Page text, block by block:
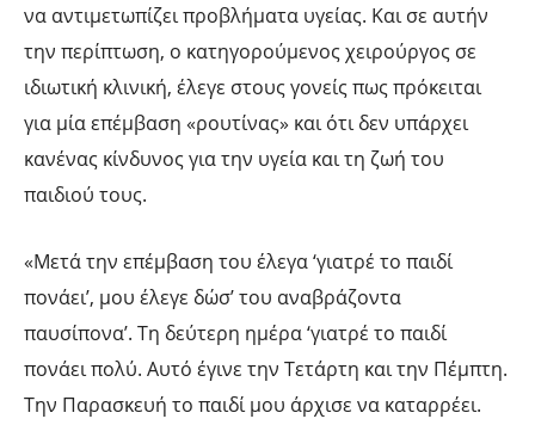
να αντιμετωπίζει προβλήματα υγείας. Και σε αυτήν
την περίπτωση, ο κατηγορούμενος χειρούργος σε
ιδιωτική κλινική, έλεγε στους γονείς πως πρόκειται
για μία επέμβαση «ρουτίνας» και ότι δεν υπάρχει
κανένας κίνδυνος για την υγεία και τη ζωή του
παιδιού τους.
«Μετά την επέμβαση του έλεγα ‘γιατρέ το παιδί
πονάει’, μου έλεγε δώσ’ του αναβράζοντα
παυσίπονα’. Τη δεύτερη ημέρα ‘γιατρέ το παιδί
πονάει πολύ. Αυτό έγινε την Τετάρτη και την Πέμπτη.
Την Παρασκευή το παιδί μου άρχισε να καταρρέει.